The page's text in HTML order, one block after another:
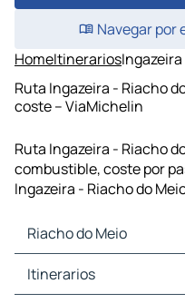
Navegar por
HomeItinerarios
Ruta Ingazeira - Riacho
coste – ViaMichelin
Ruta Ingazeira - Riacho
combustible, coste por
Ingazeira - Riacho do
Riacho do Meio
Riacho do Meio Mapas
Riacho do Meio Trafico
Itinerarios